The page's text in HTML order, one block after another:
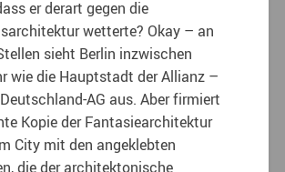
er derart gegen die
wetterte? Okay – an
sieht Berlin inzwischen
wie die Hauptstadt der Allianz –
AG aus. Aber firmiert
Kopie der Fantasiearchitektur
City mit den angeklebten
die der architektonische